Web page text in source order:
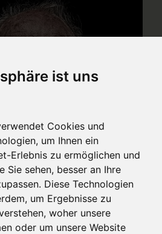
ist uns
Cookies und
um Ihnen ein
Erlebnis zu ermöglichen und
Sie sehen, besser an Ihre
Diese Technologien
um Ergebnisse zu
woher unsere
oder um unsere Website
der